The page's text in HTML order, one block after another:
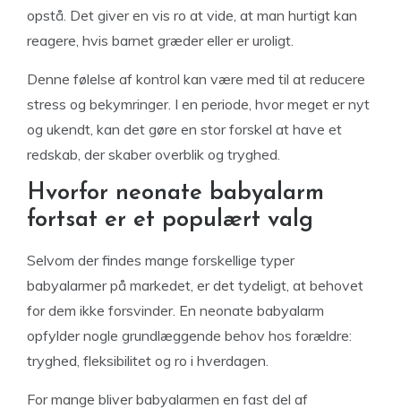
opstå. Det giver en vis ro at vide, at man hurtigt kan
reagere, hvis barnet græder eller er uroligt.
Denne følelse af kontrol kan være med til at reducere
stress og bekymringer. I en periode, hvor meget er nyt
og ukendt, kan det gøre en stor forskel at have et
redskab, der skaber overblik og tryghed.
Hvorfor neonate babyalarm
fortsat er et populært valg
Selvom der findes mange forskellige typer
babyalarmer på markedet, er det tydeligt, at behovet
for dem ikke forsvinder. En neonate babyalarm
opfylder nogle grundlæggende behov hos forældre:
tryghed, fleksibilitet og ro i hverdagen.
For mange bliver babyalarmen en fast del af